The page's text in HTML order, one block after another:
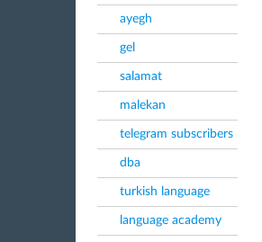
ayegh
gel
salamat
malekan
telegram subscribers
dba
turkish language
language academy